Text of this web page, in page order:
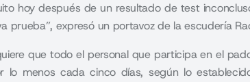
hoy después de un resultado de test
prueba”, expresó un portavoz de la escudería
que todo el personal que participa en el
lo menos cada cinco días, según lo